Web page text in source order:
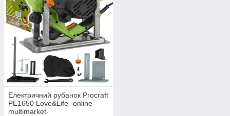
Електричний рубанок Procraft
PE1650 Love&Life -online-
multimarket-